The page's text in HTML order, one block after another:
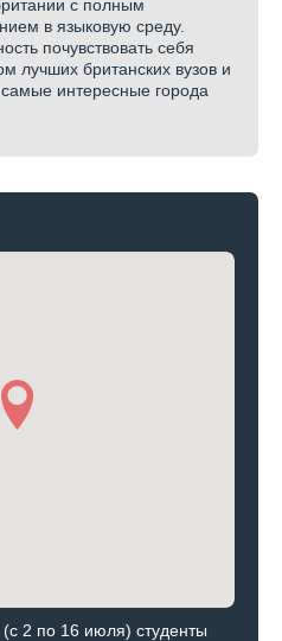
с полным
в языковую среду.
почувствовать себя
лучших британских вузов и
самые интересные города
2 по 16 июля) студенты